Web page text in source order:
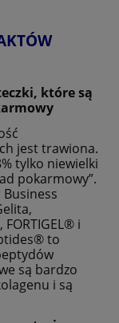
które są
jest trawiona.
tylko niewielki
pokarmowy”.
i
to
są bardzo
i są